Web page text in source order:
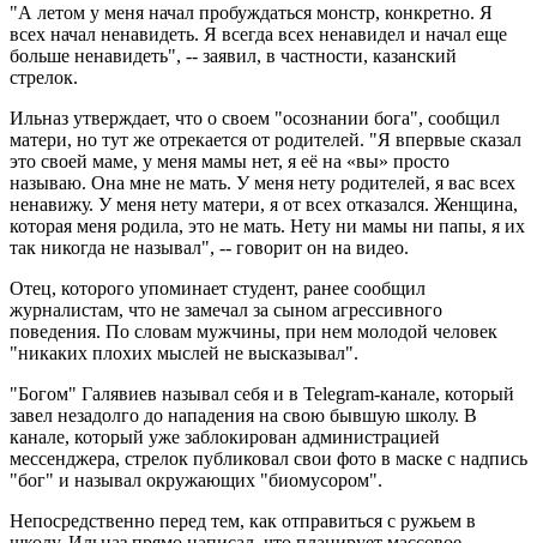
"А летом у меня начал пробуждаться монстр, конкретно. Я
всех начал ненавидеть. Я всегда всех ненавидел и начал еще
больше ненавидеть", -- заявил, в частности, казанский
стрелок.
Ильназ утверждает, что о своем "осознании бога", сообщил
матери, но тут же отрекается от родителей. "Я впервые сказал
это своей маме, у меня мамы нет, я её на «вы» просто
называю. Она мне не мать. У меня нету родителей, я вас всех
ненавижу. У меня нету матери, я от всех отказался. Женщина,
которая меня родила, это не мать. Нету ни мамы ни папы, я их
так никогда не называл", -- говорит он на видео.
Отец, которого упоминает студент, ранее сообщил
журналистам, что не замечал за сыном агрессивного
поведения. По словам мужчины, при нем молодой человек
"никаких плохих мыслей не высказывал".
"Богом" Галявиев называл себя и в Telegram-канале, который
завел незадолго до нападения на свою бывшую школу. В
канале, который уже заблокирован администрацией
мессенджера, стрелок публиковал свои фото в маске с надпись
"бог" и называл окружающих "биомусором".
Непосредственно перед тем, как отправиться с ружьем в